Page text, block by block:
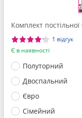
Комплект
1 відгук
Є в наявності
Полуторний
Двоспальний
Євро
Сімейний